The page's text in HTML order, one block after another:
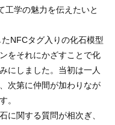
工学の魅力を伝えたいと
NFCタグ入りの化石模型
をそれにかざすことで化
にしました。当初は一人
次第に仲間が加わりなが
。
関する質問が相次ぎ、